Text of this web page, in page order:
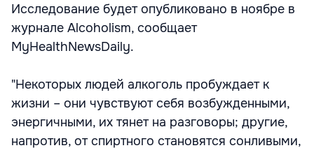
Исследование будет опубликовано в ноябре в
журнале Alcoholism, сообщает
MyHealthNewsDaily.
"Некоторых людей алкоголь пробуждает к
жизни – они чувствуют себя возбужденными,
энергичными, их тянет на разговоры; другие,
напротив, от спиртного становятся сонливыми,